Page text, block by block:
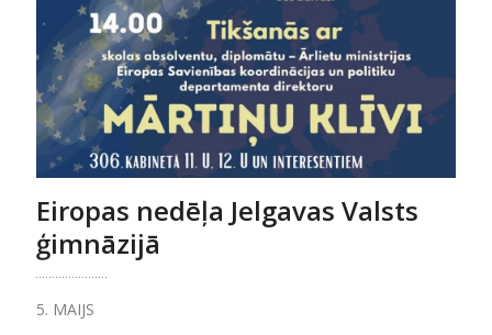
Eiropas nedēļa Jelgavas Valsts
ģimnāzijā
5. MAIJS